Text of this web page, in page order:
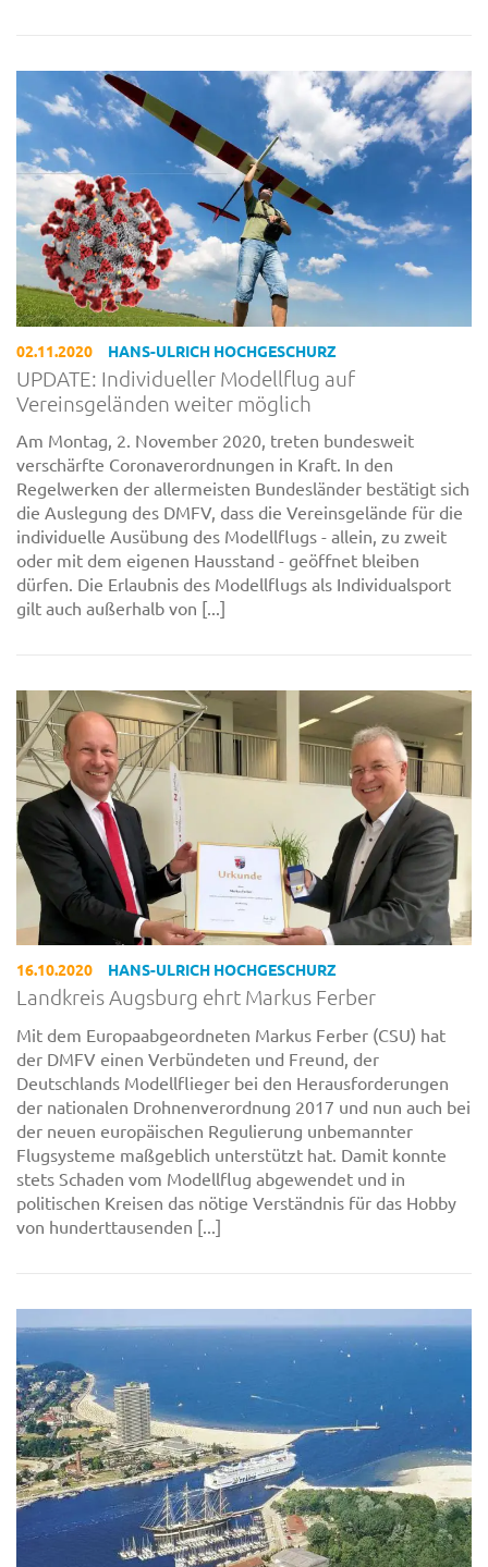
02.11.2020 HANS-ULRICH HOCHGESCHURZ
UPDATE: Individueller Modellflug auf
Vereinsgeländen weiter möglich
Am Montag, 2. November 2020, treten bundesweit
verschärfte Coronaverordnungen in Kraft. In den
Regelwerken der allermeisten Bundesländer bestätigt sich
die Auslegung des DMFV, dass die Vereinsgelände für die
individuelle Ausübung des Modellflugs - allein, zu zweit
oder mit dem eigenen Hausstand - geöffnet bleiben
dürfen. Die Erlaubnis des Modellflugs als Individualsport
gilt auch außerhalb von [...]
16.10.2020 HANS-ULRICH HOCHGESCHURZ
Landkreis Augsburg ehrt Markus Ferber
Mit dem Europaabgeordneten Markus Ferber (CSU) hat
der DMFV einen Verbündeten und Freund, der
Deutschlands Modellflieger bei den Herausforderungen
der nationalen Drohnenverordnung 2017 und nun auch bei
der neuen europäischen Regulierung unbemannter
Flugsysteme maßgeblich unterstützt hat. Damit konnte
stets Schaden vom Modellflug abgewendet und in
politischen Kreisen das nötige Verständnis für das Hobby
von hunderttausenden [...]